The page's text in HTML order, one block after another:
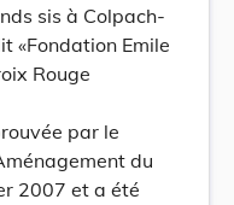
sis à Colpach-
«Fondation Emile
Rouge
par le
du
2007 et a été